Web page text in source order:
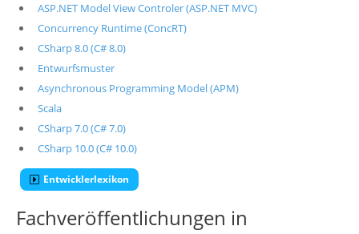
ASP.NET Model View Controler (ASP.NET MVC)
Concurrency Runtime (ConcRT)
CSharp 8.0 (C# 8.0)
Entwurfsmuster
Asynchronous Programming Model (APM)
Scala
CSharp 7.0 (C# 7.0)
CSharp 10.0 (C# 10.0)
Entwicklerlexikon
Fachveröffentlichungen in